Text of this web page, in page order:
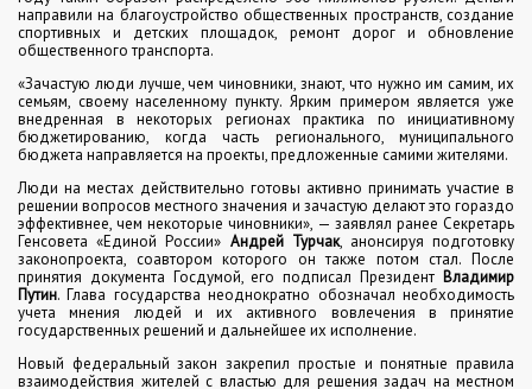
направили на благоустройство общественных пространств, создание
спортивных и детских площадок, ремонт дорог и обновление
общественного транспорта.
«Зачастую люди лучше, чем чиновники, знают, что нужно им самим, их
семьям, своему населенному пункту. Ярким примером является уже
внедренная в некоторых регионах практика по инициативному
бюджетированию, когда часть регионального, муниципального
бюджета направляется на проекты, предложенные самими жителями.
Люди на местах действительно готовы активно принимать участие в
решении вопросов местного значения и зачастую делают это гораздо
эффективнее, чем некоторые чиновники», — заявлял ранее Секретарь
Генсовета «Единой России» Андрей Турчак, анонсируя подготовку
законопроекта, соавтором которого он также потом стал. После
принятия документа Госдумой, его подписал Президент Владимир
Путин. Глава государства неоднократно обозначал необходимость
учета мнения людей и их активного вовлечения в принятие
государственных решений и дальнейшее их исполнение.
Новый федеральный закон закрепил простые и понятные правила
взаимодействия жителей с властью для решения задач на местном